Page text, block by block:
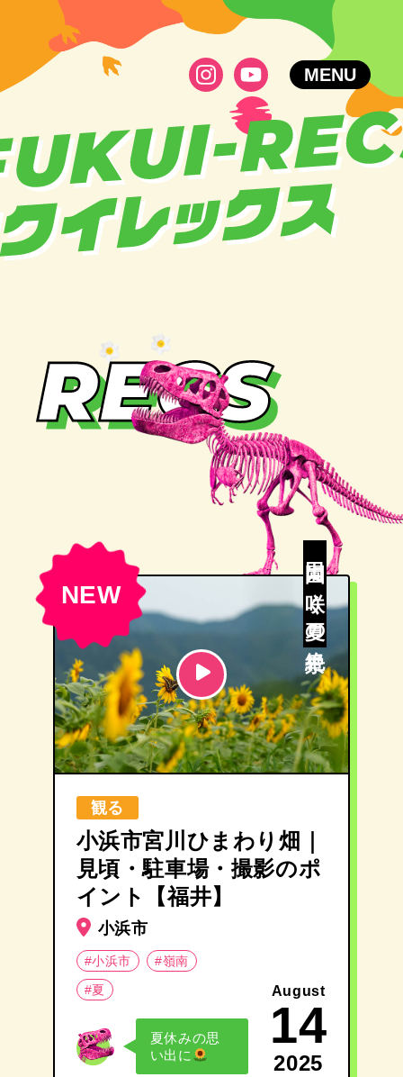
観る
小浜市宮川ひまわり畑｜
見頃・駐車場・撮影のポ
イント【福井】
小浜市
#小浜市
#嶺南
#夏
夏休みの思
い出に
August
14
2025
田園に咲く夏の絶景
NEW